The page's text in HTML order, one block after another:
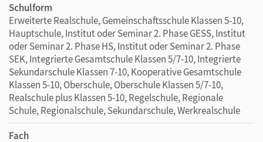
Schulform
Erweiterte Realschule, Gemeinschaftsschule Klassen 5-10,
Hauptschule, Institut oder Seminar 2. Phase GESS, Institut
oder Seminar 2. Phase HS, Institut oder Seminar 2. Phase
SEK, Integrierte Gesamtschule Klassen 5/7-10, Integrierte
Sekundarschule Klassen 7-10, Kooperative Gesamtschule
Klassen 5-10, Oberschule, Oberschule Klassen 5/7-10,
Realschule plus Klassen 5-10, Regelschule, Regionale
Schule, Regionalschule, Sekundarschule, Werkrealschule
Fach